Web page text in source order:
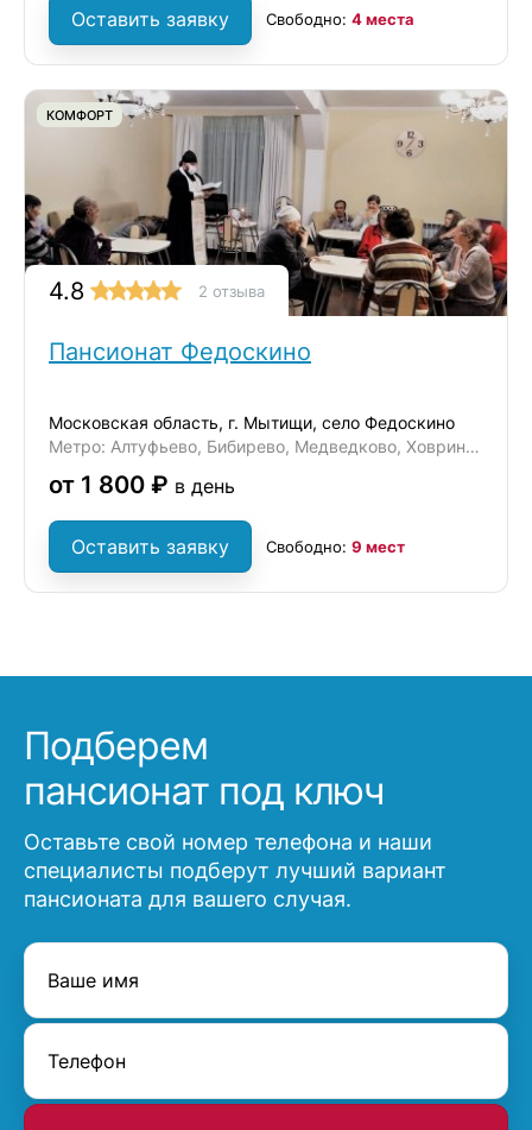
Оставить заявку Свободно: 4 места
КОМФОРТ
4.8 2 отзыва
Пансионат Федоскино
Московская область, г. Мытищи, село Федоскино
Метро: Алтуфьево, Бибирево, Медведково, Ховрино, Отрадное
от 1 800 ₽ в день
Оставить заявку Свободно: 9 мест
Подберем
пансионат под ключ
Оставьте свой номер телефона и наши
специалисты подберут лучший вариант
пансионата для вашего случая.